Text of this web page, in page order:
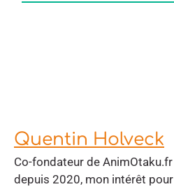
Quentin Holveck
Co-fondateur de
depuis 2020, mon intérêt